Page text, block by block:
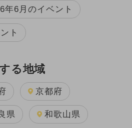
年6月のイベント
ト
る地域
京都府
県 和歌山県